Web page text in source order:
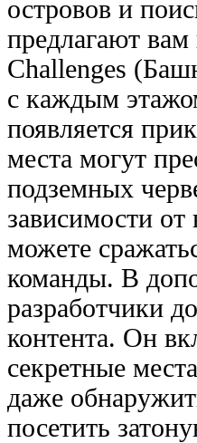
островов и
предлагают
Challenges
с каждым
появляется
места могут
подземных
зависимости
можете
команды. В
разработчики
контента. Он
секретные
даже
посетить